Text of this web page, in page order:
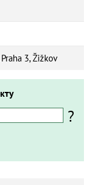
3, Žižkov
?